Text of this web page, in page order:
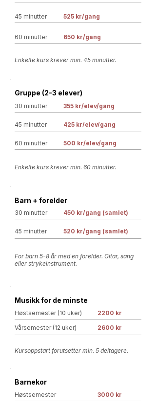
45 minutter 525 kr/gang
60 minutter 650 kr/gang
Enkelte kurs krever min. 45 minutter.
Gruppe (2-3 elever)
30 minutter 355 kr/elev/gang
45 minutter 425 kr/elev/gang
60 minutter 500 kr/elev/gang
Enkelte kurs krever min. 60 minutter.
Barn + forelder
30 minutter 450 kr/gang (samlet)
45 minutter 520 kr/gang (samlet)
For barn 5-8 år med en forelder. Gitar, sang
eller strykeinstrument.
Musikk for de minste
Høstsemester (10 uker)
2200 kr
Vårsemester (12 uker)
2600 kr
Kursoppstart forutsetter min. 5 deltagere.
Barnekor
Høstsemester 3000 kr